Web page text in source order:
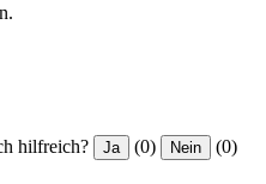
hilfreich? Ja (0) Nein (0)